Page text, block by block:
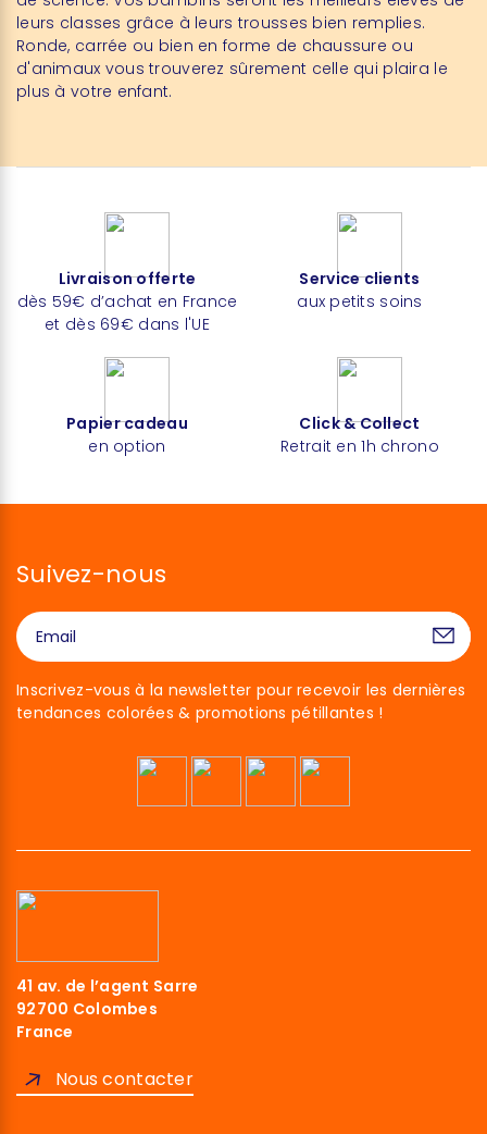
leurs classes grâce à leurs trousses bien remplies.
Ronde, carrée ou bien en forme de chaussure ou
d'animaux vous trouverez sûrement celle qui plaira le
plus à votre enfant.
Livraison offerte
dès 59€ d’achat en France
et dès 69€ dans l'UE
Service clients
aux petits soins
Papier cadeau
en option
Click & Collect
Retrait en 1h chrono
Suivez-nous
Inscrivez-vous à la newsletter pour recevoir les dernières
tendances colorées & promotions pétillantes !
41 av. de l’agent Sarre
92700 Colombes
France
Nous contacter
nous...
!
d'être sûrs que le contenu de ce site vous intéresse
déranger, mais on aimerait bien vous accompagner